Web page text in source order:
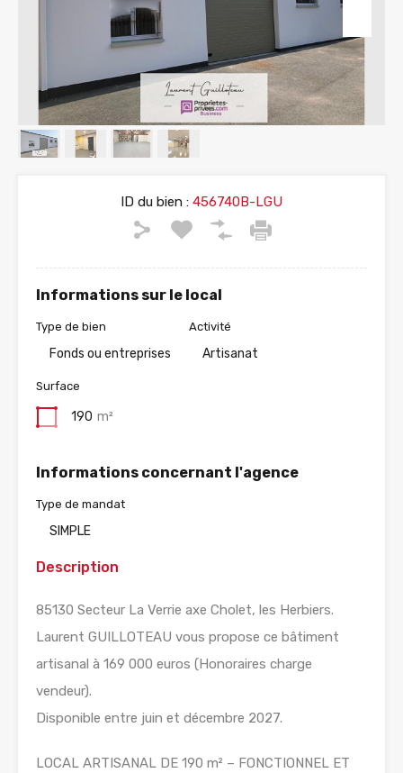
ID du bien : 456740B-LGU
Informations sur le local
Type de bien
Fonds ou entreprises
Activité
Artisanat
Surface
190 m²
Informations concernant l'agence
Type de mandat
SIMPLE
Description
85130 Secteur La Verrie axe Cholet, les Herbiers.
Laurent GUILLOTEAU vous propose ce bâtiment
artisanal à 169 000 euros (Honoraires charge
vendeur).
Disponible entre juin et décembre 2027.
LOCAL ARTISANAL DE 190 m² – FONCTIONNEL ET